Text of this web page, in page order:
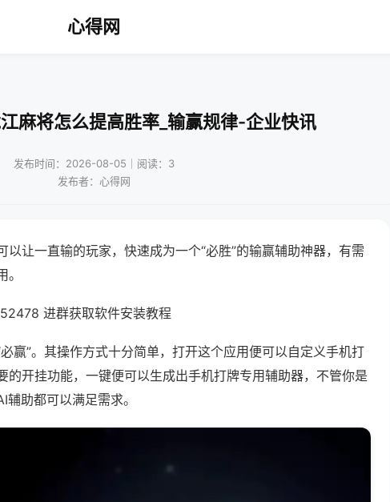
心得网
麻将怎么提高胜率_输赢规律-企业快讯
发布时间：2026-08-05｜阅读：3
发布者：心得网
让一直输的玩家，快速成为一个“必胜”的输赢辅助神器，有需
进群获取软件安装教程
赢”。其操作方式十分简单，打开这个应用便可以自定义手机打
的开挂功能，一键便可以生成出手机打牌专用辅助器，不管你是
助都可以满足需求。